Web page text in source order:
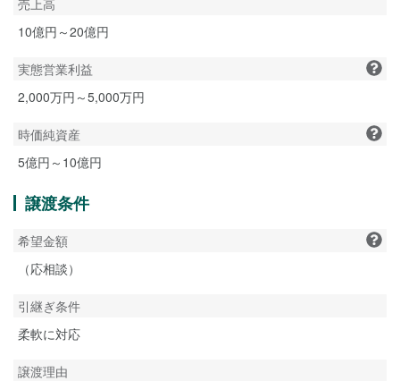
売上高
10億円～20億円
実態営業利益
2,000万円～5,000万円
時価純資産
5億円～10億円
譲渡条件
希望金額
（応相談）
引継ぎ条件
柔軟に対応
譲渡理由